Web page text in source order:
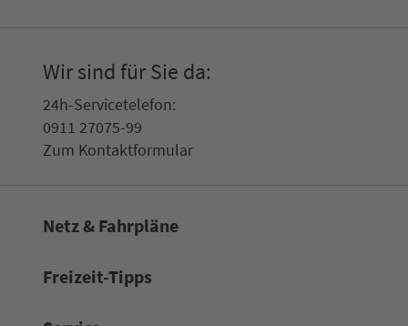
Wir sind für Sie da:
24h-Ser­vice­te­le­fon:
0911 27075-99
Zum Kon­taktformular
Netz & Fahrpläne
Frei­zeit-Tipps